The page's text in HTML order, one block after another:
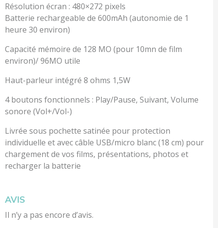
Résolution écran : 480×272 pixels
Batterie rechargeable de 600mAh (autonomie de 1
heure 30 environ)
Capacité mémoire de 128 MO (pour 10mn de film
environ)/ 96MO utile
Haut-parleur intégré 8 ohms 1,5W
4 boutons fonctionnels : Play/Pause, Suivant, Volume
sonore (Vol+/Vol-)
Livrée sous pochette satinée pour protection
individuelle et avec câble USB/micro blanc (18 cm) pour
chargement de vos films, présentations, photos et
recharger la batterie
AVIS
Il n’y a pas encore d’avis.